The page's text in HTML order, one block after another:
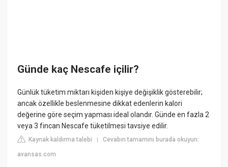
Günde kaç Nescafe içilir?
Günlük tüketim miktarı kişiden kişiye değişiklik gösterebilir;
ancak özellikle beslenmesine dikkat edenlerin kalori
değerine göre seçim yapması ideal olandır. Günde en fazla 2
veya 3 fincan Nescafe tüketilmesi tavsiye edilir.
Kaynak kaldırma talebi |Cevabın tamamını burada okuyun:
avansas.com